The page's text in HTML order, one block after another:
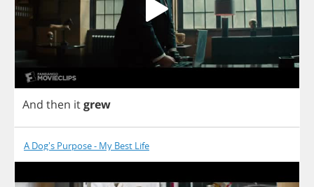
And then itgrew
A Dog's Purpose - My Best Life